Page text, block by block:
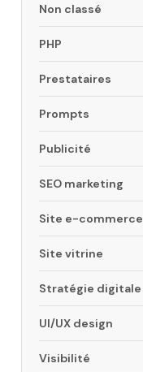
Non classé
PHP
Prestataires
Prompts
Publicité
SEO marketing
Site e-commerce
Site vitrine
Stratégie digitale
UI/UX design
Visibilité